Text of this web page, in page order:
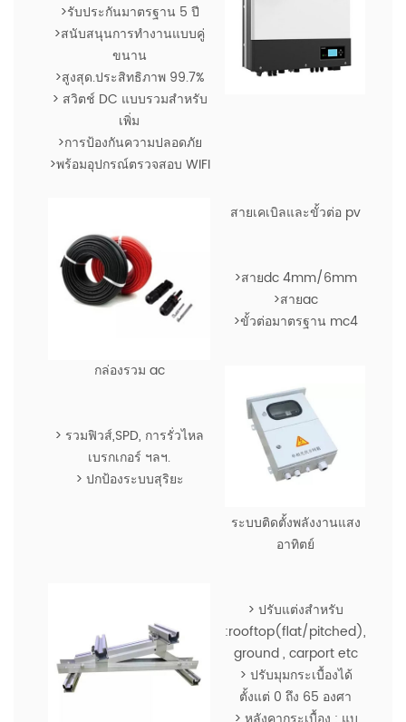
>รับประกันมาตรฐาน 5 ปี
>สนับสนุนการทำงานแบบคู่
ขนาน
>สูงสุด.ประสิทธิภาพ 99.7%
> สวิตช์ DC แบบรวมสำหรับ
เพิ่ม
>การป้องกันความปลอดภัย
>พร้อมอุปกรณ์ตรวจสอบ WIFI
สายเคเบิลและขั้วต่อ pv
>สายdc 4mm/6mm
>สายac
>ขั้วต่อมาตรฐาน mc4
กล่องรวม ac
> รวมฟิวส์,SPD, การรั่วไหล
เบรกเกอร์ ฯลฯ.
> ปกป้องระบบสุริยะ
ระบบติดตั้งพลังงานแสง
อาทิตย์
> ปรับแต่งสำหรับ
:rooftop(flat/pitched),
ground , carport etc
> ปรับมุมกระเบื้องได้
ตั้งแต่ 0 ถึง 65 องศา